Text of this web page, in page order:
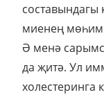
миенең мөһим
Ә менә
да җитә. Ул